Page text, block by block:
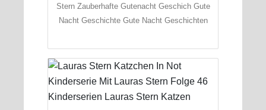
Stern Zauberhafte Gutenacht Geschich Gute
Nacht Geschichte Gute Nacht Geschichten